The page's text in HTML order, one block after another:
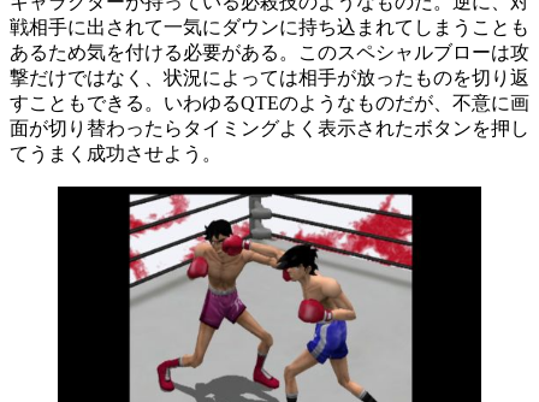
戦相手に出されて一気にダウンに持ち込まれてしまうことも
あるため気を付ける必要がある。このスペシャルブローは攻
撃だけではなく、状況によっては相手が放ったものを切り返
すこともできる。いわゆるQTEのようなものだが、不意に画
面が切り替わったらタイミングよく表示されたボタンを押し
てうまく成功させよう。